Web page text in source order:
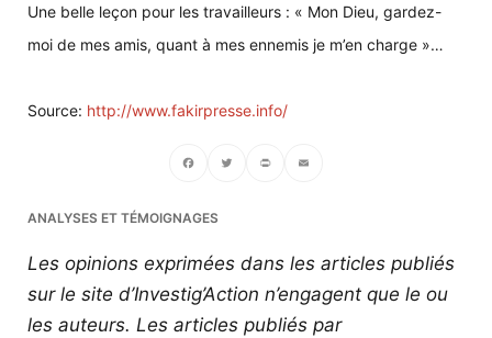
Une belle leçon pour les travailleurs : « Mon Dieu, gardez-
moi de mes amis, quant à mes ennemis je m’en charge »…
Source: http://www.fakirpresse.info/
ANALYSES ET TÉMOIGNAGES
Les opinions exprimées dans les articles publiés
sur le site d’Investig’Action n’engagent que le ou
les auteurs. Les articles publiés par